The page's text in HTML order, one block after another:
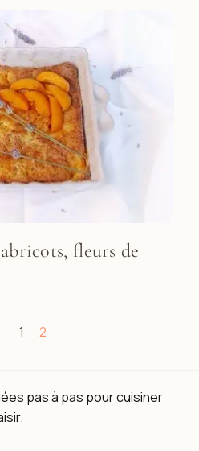
fleurs de
1 2
pas à pas pour cuisiner